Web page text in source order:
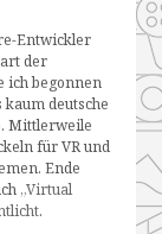
Entwickler
der
ich begonnen
kaum deutsche
Mittlerweile
für VR und
Ende
„Virtual
.